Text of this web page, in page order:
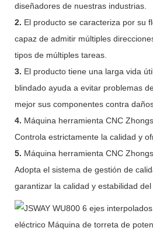
diseñadores de nuestras industrias.
2. El producto se caracteriza por su
capaz de admitir múltiples
tipos de múltiples tareas.
3. El producto tiene una larga vida
blindado ayuda a evitar problemas
mejor sus componentes contra
4. Máquina herramienta CNC
Controla estrictamente la calidad y
5. Máquina herramienta CNC
Adopta el sistema de gestión de
garantizar la calidad y estabilidad del